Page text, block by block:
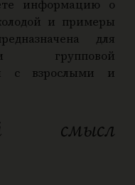
информацию о
и примеры
для
групповой
с взрослыми и
смысл